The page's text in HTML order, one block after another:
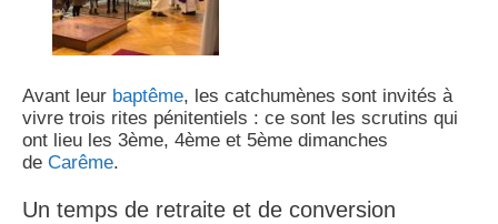
Avant leur baptême, les catchumènes sont invités à
vivre trois rites pénitentiels : ce sont les scrutins qui
ont lieu les 3ème, 4ème et 5ème dimanches
de Carême.
Un temps de retraite et de conversion